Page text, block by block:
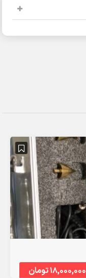
18,000,000 تومان